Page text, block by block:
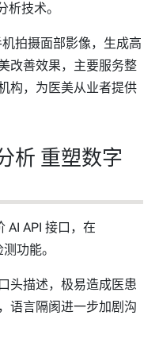
技术。
拍摄面部影像，生成高
改善效果，主要服务整
构，为医美从业者提供
析 重塑数字
AI API 接口，在
功能。
头描述，极易造成医患
语言隔阂进一步加剧沟